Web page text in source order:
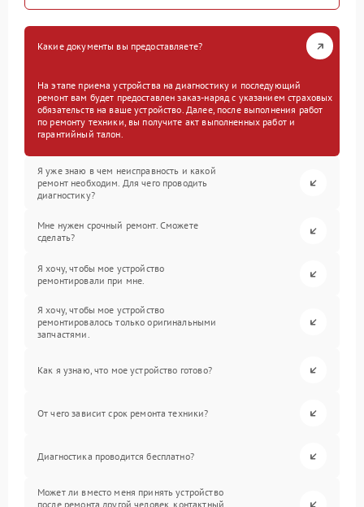
Какие документы вы предоставляете?
На этапе приема устройства на диагностику и последующий
ремонт вам будет предоставлен заказ-наряд с указанием страховых
обязательств на ваше устройство. Далее, после выполнения работ
по ремонту техники, вы получите акт выполненных работ и
гарантийный талон.
Я уже знаю в чем неисправность и какой
ремонт необходим. Для чего проводить
диагностику?
Мне нужен срочный ремонт. Сможете
сделать?
Я хочу, чтобы мое устройство
ремонтировали при мне.
Я хочу, чтобы мое устройство
ремонтировалось только оригинальными
запчастями.
Как я узнаю, что мое устройство готово?
От чего зависит срок ремонта техники?
Диагностика проводится бесплатно?
Может ли вместо меня принять устройство
после ремонта другой человек, контактный